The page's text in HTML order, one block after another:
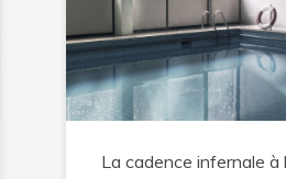
La cadence infernale à